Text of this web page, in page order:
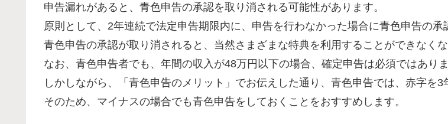
申告漏れがあると、青色申告の承認を取り消される可能性があります。
原則として、2年連続で法定申告期限内に、申告を行わなかった場合に青色申告の承
青色申告の承認が取り消されると、当然さまざまな特典を利用することができなく
なお、青色申告者でも、年間の収入が48万円以下の場合、確定申告は必須ではありま
しかしながら、「青色申告のメリット」でお伝えした通り、青色申告では、赤字を3
そのため、マイナスの場合でも青色申告をしておくことをおすすめします。